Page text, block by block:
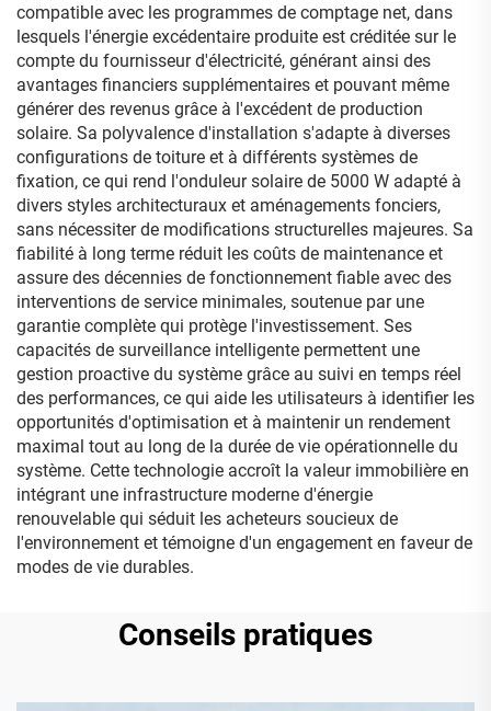
compatible avec les programmes de comptage net, dans
lesquels l'énergie excédentaire produite est créditée sur le
compte du fournisseur d'électricité, générant ainsi des
avantages financiers supplémentaires et pouvant même
générer des revenus grâce à l'excédent de production
solaire. Sa polyvalence d'installation s'adapte à diverses
configurations de toiture et à différents systèmes de
fixation, ce qui rend l'onduleur solaire de 5000 W adapté à
divers styles architecturaux et aménagements fonciers,
sans nécessiter de modifications structurelles majeures. Sa
fiabilité à long terme réduit les coûts de maintenance et
assure des décennies de fonctionnement fiable avec des
interventions de service minimales, soutenue par une
garantie complète qui protège l'investissement. Ses
capacités de surveillance intelligente permettent une
gestion proactive du système grâce au suivi en temps réel
des performances, ce qui aide les utilisateurs à identifier les
opportunités d'optimisation et à maintenir un rendement
maximal tout au long de la durée de vie opérationnelle du
système. Cette technologie accroît la valeur immobilière en
intégrant une infrastructure moderne d'énergie
renouvelable qui séduit les acheteurs soucieux de
l'environnement et témoigne d'un engagement en faveur de
modes de vie durables.
Conseils pratiques